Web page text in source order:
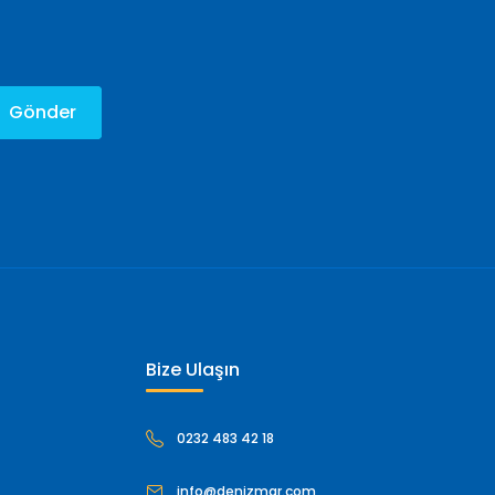
Gönder
Bize Ulaşın
0232 483 42 18
info@denizmar.com